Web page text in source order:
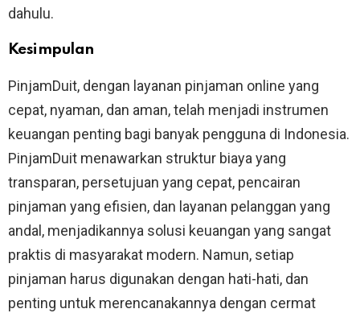
dahulu.
Kesimpulan
PinjamDuit, dengan layanan pinjaman online yang
cepat, nyaman, dan aman, telah menjadi instrumen
keuangan penting bagi banyak pengguna di Indonesia.
PinjamDuit menawarkan struktur biaya yang
transparan, persetujuan yang cepat, pencairan
pinjaman yang efisien, dan layanan pelanggan yang
andal, menjadikannya solusi keuangan yang sangat
praktis di masyarakat modern. Namun, setiap
pinjaman harus digunakan dengan hati-hati, dan
penting untuk merencanakannya dengan cermat